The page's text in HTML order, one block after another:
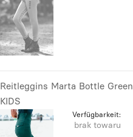
Reitleggins Marta Bottle Green
KIDS
Verfügbarkeit:
brak towaru